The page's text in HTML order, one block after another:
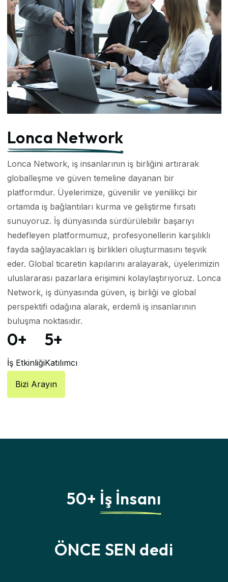
Lonca Network
Lonca Network, iş insanlarının iş birliğini artırarak
globalleşme ve güven temeline dayanan bir
platformdur. Üyelerimize, güvenilir ve yenilikçi bir
ortamda iş bağlantıları kurma ve geliştirme fırsatı
sunuyoruz. İş dünyasında sürdürülebilir başarıyı
hedefleyen platformumuz, profesyonellerin karşılıklı
fayda sağlayacakları iş birlikleri oluşturmasını teşvik
eder. Global ticaretin kapılarını aralayarak, üyelerimizin
uluslararası pazarlara erişimini kolaylaştırıyoruz. Lonca
Network, iş dünyasında güven, iş birliği ve global
perspektifi odağına alarak, erdemli iş insanlarının
buluşma noktasıdır.
0+
İş Etkinliği
5+
Katılımcı
Bizi Arayın
50+ İş İnsanı
ÖNCE SEN dedi